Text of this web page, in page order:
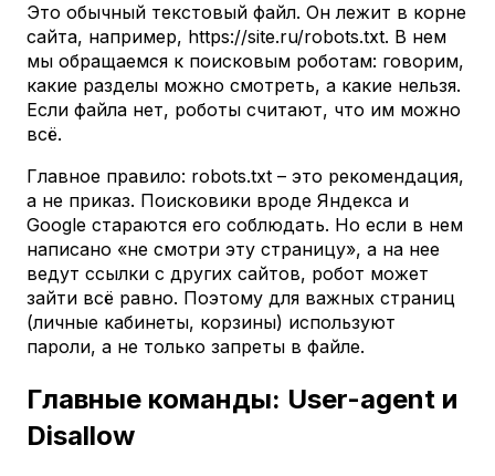
Это обычный текстовый файл. Он лежит в корне
сайта, например, https://site.ru/robots.txt. В нем
мы обращаемся к поисковым роботам: говорим,
какие разделы можно смотреть, а какие нельзя.
Если файла нет, роботы считают, что им можно
всё.
Главное правило: robots.txt – это рекомендация,
а не приказ. Поисковики вроде Яндекса и
Google стараются его соблюдать. Но если в нем
написано «не смотри эту страницу», а на нее
ведут ссылки с других сайтов, робот может
зайти всё равно. Поэтому для важных страниц
(личные кабинеты, корзины) используют
пароли, а не только запреты в файле.
Главные команды: User-agent и
Disallow